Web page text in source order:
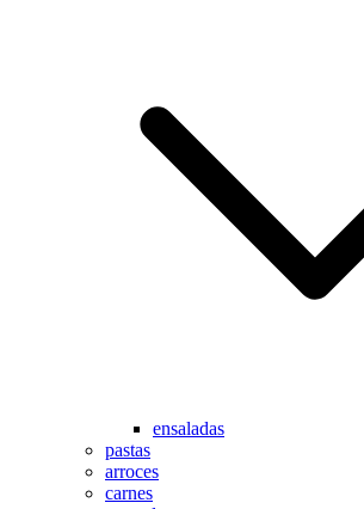
ensaladas
pastas
arroces
carnes